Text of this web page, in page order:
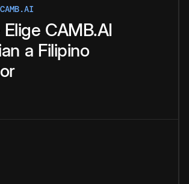
Elige CAMB.AI
a Filipino